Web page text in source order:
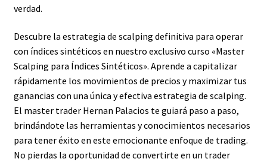
verdad.
Descubre la estrategia de scalping definitiva para operar
con índices sintéticos en nuestro exclusivo curso «Master
Scalping para Índices Sintéticos». Aprende a capitalizar
rápidamente los movimientos de precios y maximizar tus
ganancias con una única y efectiva estrategia de scalping.
El master trader Hernan Palacios te guiará paso a paso,
brindándote las herramientas y conocimientos necesarios
para tener éxito en este emocionante enfoque de trading.
No pierdas la oportunidad de convertirte en un trader